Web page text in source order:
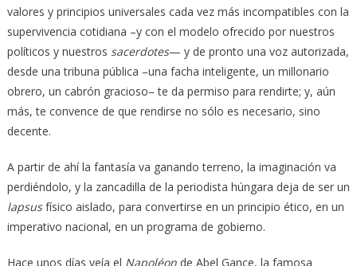
valores y principios universales cada vez más incompatibles con la
supervivencia cotidiana –y con el modelo ofrecido por nuestros
políticos y nuestros sacerdotes— y de pronto una voz autorizada,
desde una tribuna pública –una facha inteligente, un millonario
obrero, un cabrón gracioso– te da permiso para rendirte; y, aún
más, te convence de que rendirse no sólo es necesario, sino
decente.
A partir de ahí la fantasía va ganando terreno, la imaginación va
perdiéndolo, y la zancadilla de la periodista húngara deja de ser un
lapsusfísico aislado, para convertirse en un principio ético, en un
imperativo nacional, en un programa de gobierno.
Hace unos días veía el Napoléonde Abel Gance, la famosa